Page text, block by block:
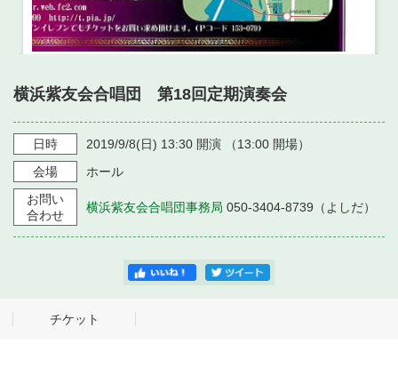
横浜紫友会合唱団 第18回定期演奏会
日時 2019/9/8(日) 13:30 開演 （13:00 開場）
会場
ホール
お問い
合わせ
横浜紫友会合唱団事務局 050-3404-8739（よしだ）
チケット